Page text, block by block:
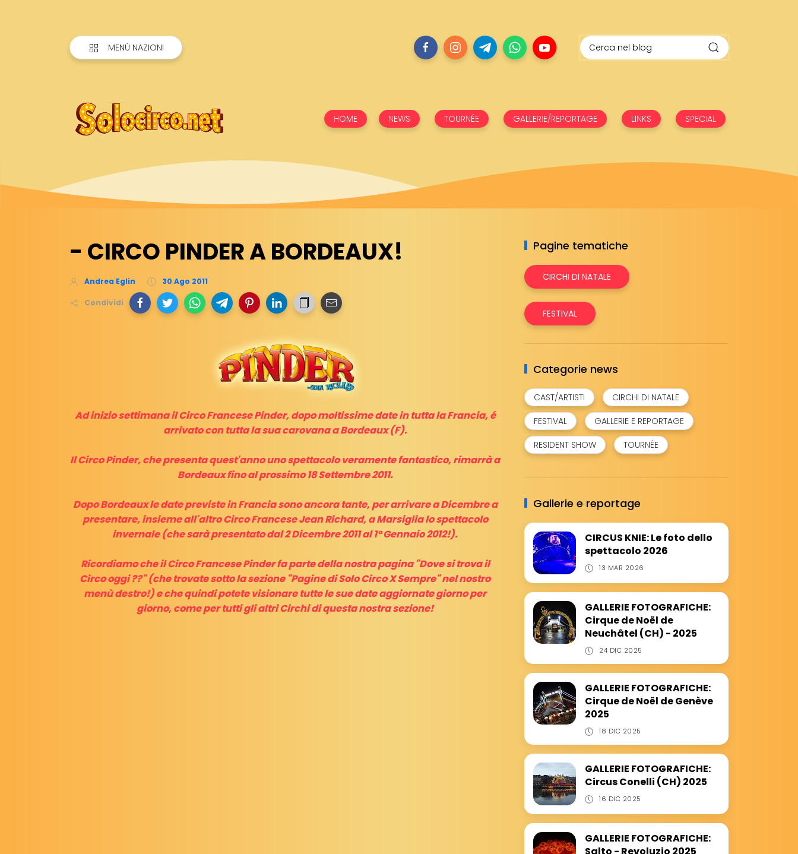
MENÙ NAZIONI
HOME NEWS TOURNÉE GALLERIE/REPORTAGE LINKS SPECIAL
- CIRCO PINDER A BORDEAUX!
Andrea Eglin 30 Ago 2011
Condividi
Ad inizio settimana il Circo Francese Pinder, dopo moltissime date in tutta la Francia, é
arrivato con tutta la sua carovana a Bordeaux (F).
Il Circo Pinder, che presenta quest'anno uno spettacolo veramente fantastico, rimarrà a
Bordeaux fino al prossimo 18 Settembre 2011.
Dopo Bordeaux le date previste in Francia sono ancora tante, per arrivare a Dicembre a
presentare, insieme all'altro Circo Francese Jean Richard, a Marsiglia lo spettacolo
invernale (che sarà presentato dal 2 Dicembre 2011 al 1° Gennaio 2012!).
Ricordiamo che il Circo Francese Pinder fa parte della nostra pagina "Dove si trova il
Circo oggi ??" (che trovate sotto la sezione "Pagine di Solo Circo X Sempre" nel nostro
menù destro!) e che quindi potete visionare tutte le sue date aggiornate giorno per
giorno, come per tutti gli altri Circhi di questa nostra sezione!
Pagine tematiche
CIRCHI DI NATALE
FESTIVAL
Categorie news
CAST/ARTISTI
CIRCHI DI NATALE
FESTIVAL
GALLERIE E REPORTAGE
RESIDENT SHOW
TOURNÉE
Gallerie e reportage
CIRCUS KNIE: Le foto dello
spettacolo 2026
13 MAR 2026
GALLERIE FOTOGRAFICHE:
Cirque de Noël de
Neuchâtel (CH) - 2025
24 DIC 2025
GALLERIE FOTOGRAFICHE:
Cirque de Noël de Genève
2025
18 DIC 2025
GALLERIE FOTOGRAFICHE:
Circus Conelli (CH) 2025
16 DIC 2025
GALLERIE FOTOGRAFICHE:
Salto - Revoluzio 2025